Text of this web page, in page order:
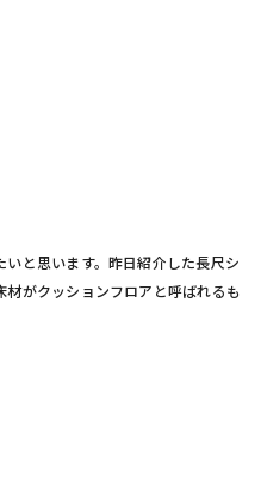
と思います。昨日紹介した長尺シ
がクッションフロアと呼ばれるも